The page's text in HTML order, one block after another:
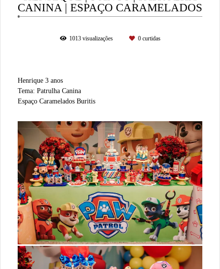
CANINA | ESPAÇO CARAMELADOS
1013visualizações 0curtidas
Henrique 3 anos
Tema: Patrulha Canina
Espaço Caramelados Buritis